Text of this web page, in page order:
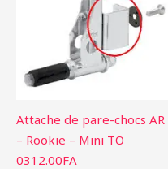
Attache de pare-chocs AR
– Rookie – Mini TO
0312.00FA